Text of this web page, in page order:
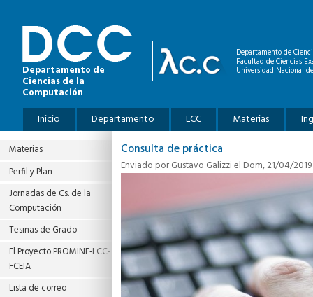
Departamento de
Ciencias de la
Computación
Departamento de
Facultad de Ciencias
Universidad Nacional
Menú principal
Inicio Departamento LCC Materias
Materias
Perfil y Plan
Jornadas de Cs. de la
Computación
Tesinas de Grado
El Proyecto PROMINF‐LCC‐
FCEIA
Lista de correo
Consulta de práctica
Enviado porGustavo Galizziel Dom, 21/04/2019